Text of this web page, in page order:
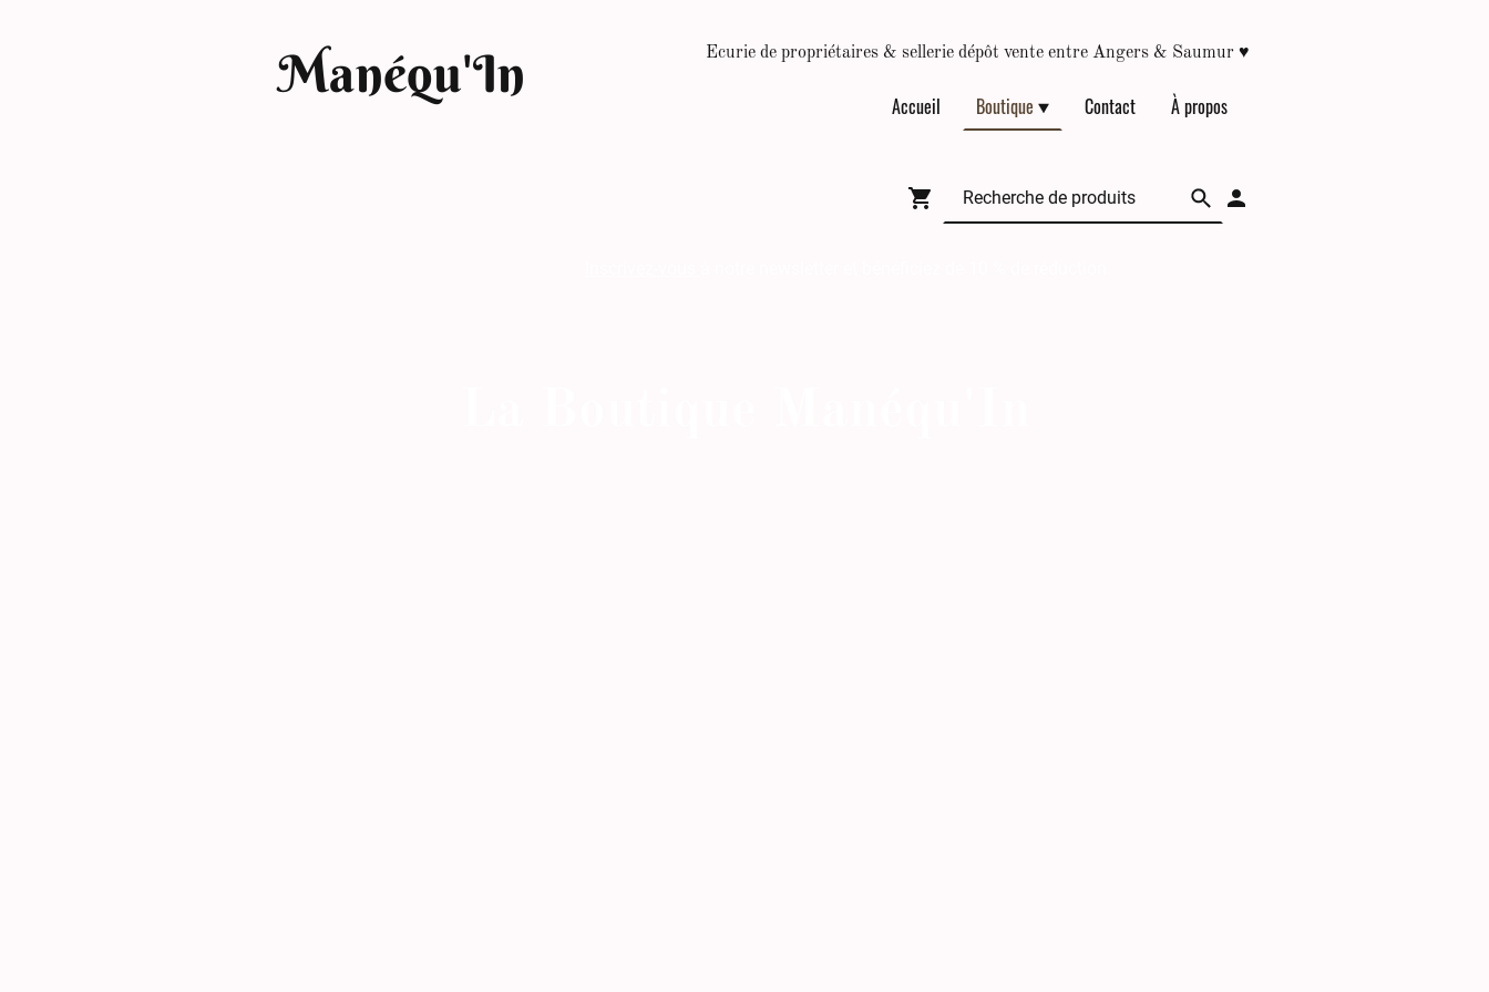
Manéqu'In Ecurie de propriétaires & sellerie dépôt vente entre Angers & Saumur ♥
Accueil Boutique Contact À propos